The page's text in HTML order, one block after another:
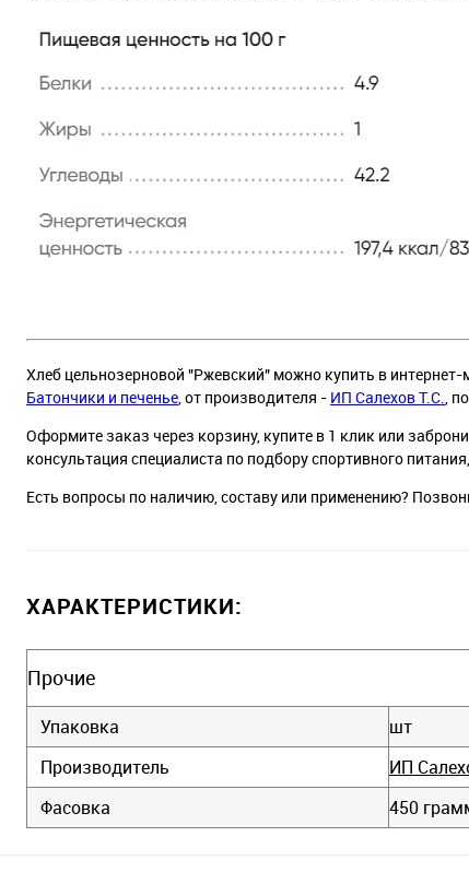
Хлеб цельнозерновой "Ржевский" можно купить в
Батончики и печенье , от производителя - ИП Салехов Т.С. ,
Оформите заказ через корзину, купите в 1 клик или
консультация специалиста по подбору спортивного
Есть вопросы по наличию, составу или применению?
ХАРАКТЕРИСТИКИ:
Прочие
Упаковка
шт
Производитель
ИП
Фасовка
450